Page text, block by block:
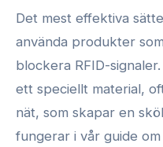
Det mest effektiva
använda produkter
blockera RFID-
ett speciellt material,
nät, som skapar en
fungerar i vår guide om